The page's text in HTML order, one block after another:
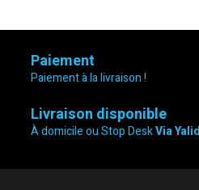
Paiement
Paiement à la livraison !
Livraison disponible
À domicile ou Stop DeskVia